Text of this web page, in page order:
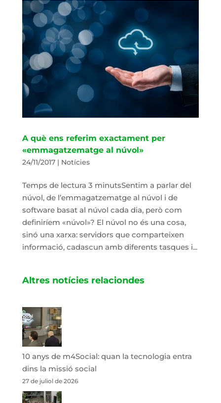
A què ens referim exactament per
«emmagatzematge al núvol»
24/11/2017| Notícies
Temps de lectura 3 minutsSentim a parlar del
núvol, de l’emmagatzematge al núvol i de
software basat al núvol cada dia, però com
definiríem «núvol»? El núvol no és una cosa,
sinó una xarxa: servidors que comparteixen
informació, cadascun amb diferents tasques i...
Altres notícies relaciondes
10 anys de m4Social: quan la tecnologia entra
dins la missió social
27 de juliol de 2026